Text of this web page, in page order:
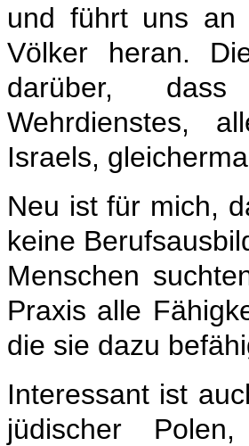
und führt uns an
Völker heran.
darüber,
Wehrdienstes,
Israels,
Neu ist für mich,
keine
Menschen
Praxis alle
die sie dazu
Interessant ist
jüdischer